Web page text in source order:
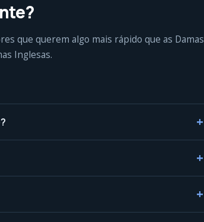
que querem algo mais rápido que as Damas
Inglesas.